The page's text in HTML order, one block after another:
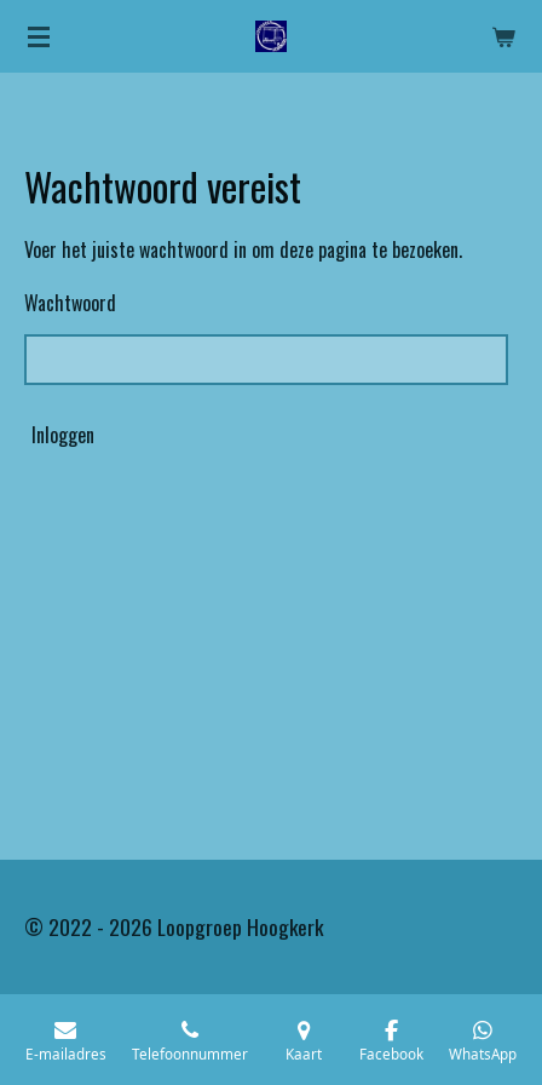
Ga
Wachtwoord vereist
Voer het juiste wachtwoord in om deze pagina te bezoeken.
Wachtwoord
Inloggen
© 2022 - 2026 Loopgroep Hoogkerk
E-mailadres Telefoonnummer Kaart Facebook WhatsApp